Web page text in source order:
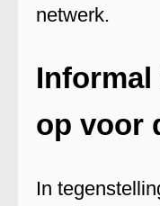
netwerk.
op voor
In